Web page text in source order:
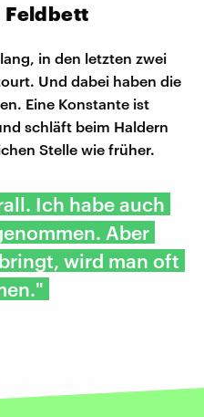
Feldbett
in den letzten zwei
Und dabei haben die
Eine Konstante ist
schläft beim Haldern
Stelle wie früher.
Ich habe auch
Aber
wird man oft